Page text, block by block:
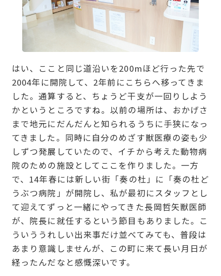
はい、ここと同じ道沿いを200mほど行った先で
2004年に開院して、2年前にこちらへ移ってきま
した。通算すると、ちょうど干支が一回りしよう
かというところですね。以前の場所は、おかげさ
まで地元にだんだんと知られるうちに手狭になっ
てきました。同時に自分のめざす獣医療の姿も少
しずつ発展していたので、イチから考えた動物病
院のための施設としてここを作りました。一方
で、14年春には新しい街「奏の杜」に「奏の杜ど
うぶつ病院」が開院し、私が最初にスタッフとし
て迎えてずっと一緒にやってきた長岡哲矢獣医師
が、院長に就任するという節目もありました。こ
ういううれしい出来事だけ並べてみても、普段は
あまり意識しませんが、この町に来て長い月日が
経ったんだなと感慨深いです。